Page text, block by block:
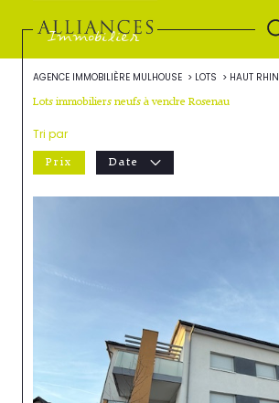
AGENCE IMMOBILIÈRE MULHOUSE LOTS HAUT RHIN
Lots immobiliers neufs à vendre Rosenau
Tri par
Prix Date